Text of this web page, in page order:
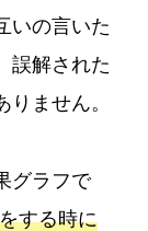
いの言いた
誤解された
ません。
グラフで
する時に